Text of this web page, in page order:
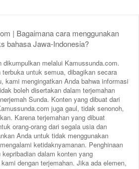
| Bagaimana cara menggunakan
bahasa Jawa-Indonesia?
dikumpulkan melalui Kamussunda.com.
untuk semua, dibagikan secara
kami mengingatkan Anda bahwa informasi
boleh disertakan dalam terjemahan
Sunda. Konten yang dibuat dari
juga gaul, tidak senonoh,
Karena terjemahan yang dibuat
orang-orang dari segala usia dan
Anda untuk tidak menggunakan
ketidaknyamanan. Penghinaan
dalam konten yang
dengan terjemahan. Jika ada elemen,